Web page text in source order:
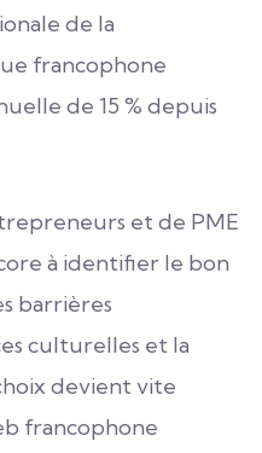
de la
francophone
de 15 % depuis
et de PME
à identifier le bon
barrières
culturelles et la
devient vite
francophone